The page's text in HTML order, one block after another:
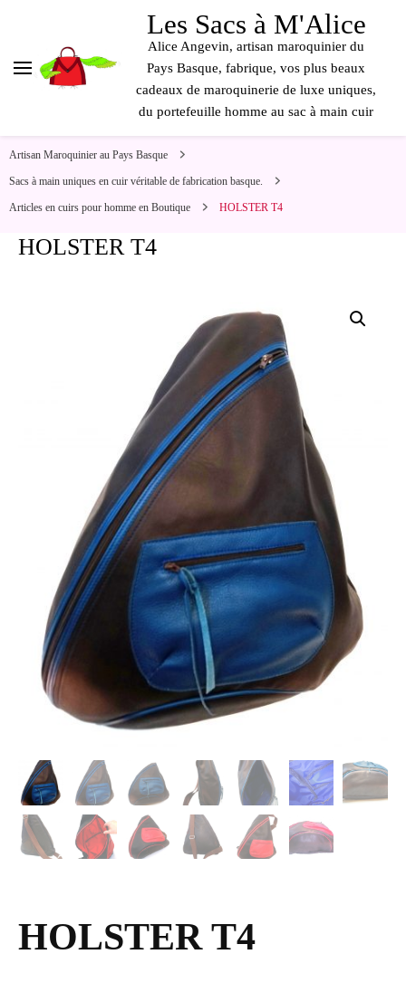
Les Sacs à M'Alice
Alice Angevin, artisan maroquinier du
Pays Basque, fabrique, vos plus beaux
cadeaux de maroquinerie de luxe uniques,
du portefeuille homme au sac à main cuir
Artisan Maroquinier au Pays Basque
Sacs à main uniques en cuir véritable de fabrication basque.
Articles en cuirs pour homme en Boutique HOLSTER T4
HOLSTER T4
HOLSTER T4